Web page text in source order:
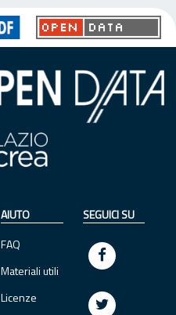
AIUTO
FAQ
Materiali utili
Licenze
SEGUICI SU